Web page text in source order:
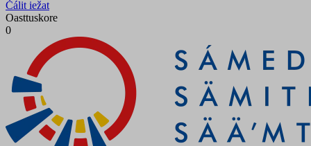
Čálit iežat
Oasttuskore
0